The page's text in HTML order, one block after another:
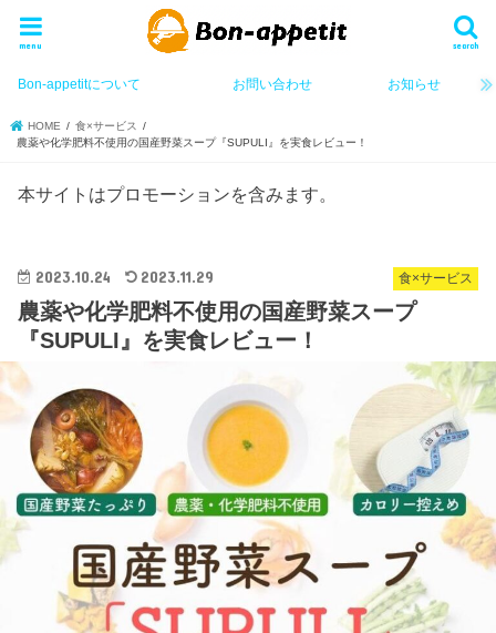
search
menu
Bon-appetitについて お問い合わせ お知らせ
HOME
食×サービス
農薬や化学肥料不使用の国産野菜スープ『SUPULI』を実食レビュー！
本サイトはプロモーションを含みます。
食×サービス
2023.10.24 2023.11.29
農薬や化学肥料不使用の国産野菜スープ
『SUPULI』を実食レビュー！